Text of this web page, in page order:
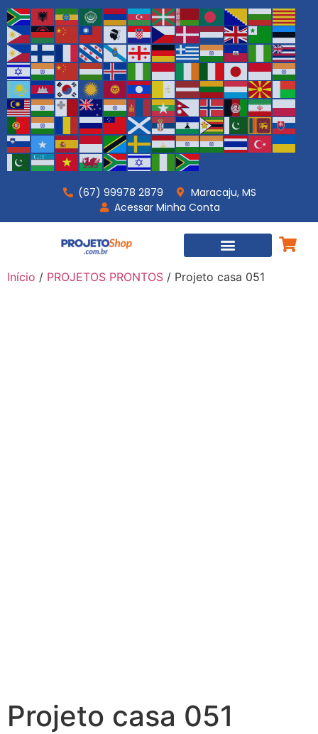
(67) 99978 2879
Maracaju, MS
Acessar Minha Conta
Início / PROJETOS PRONTOS / Projeto casa 051
Projeto casa 051